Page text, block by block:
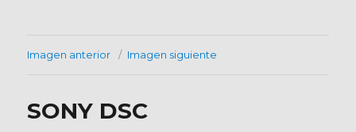
Imagen anterior Imagen siguiente
SONY DSC